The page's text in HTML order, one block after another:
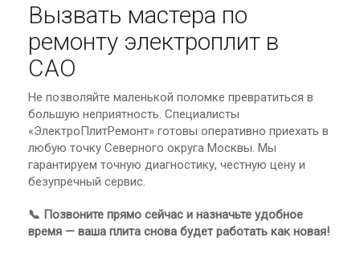
Вызвать мастера по
ремонту электроплит в
САО
Не позволяйте маленькой поломке превратиться в
большую неприятность. Специалисты
«ЭлектроПлитРемонт» готовы оперативно приехать в
любую точку Северного округа Москвы. Мы
гарантируем точную диагностику, честную цену и
безупречный сервис.
📞 Позвоните прямо сейчас и назначьте удобное
время — ваша плита снова будет работать как новая!